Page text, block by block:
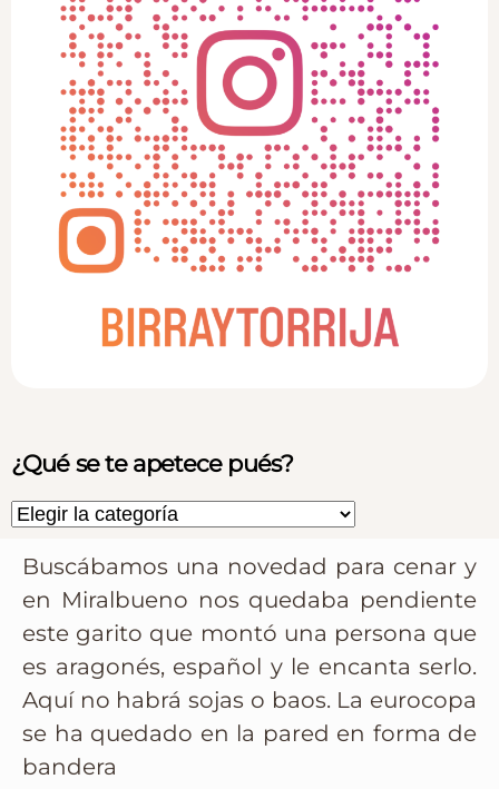
Buscábamos una novedad para cenar y
en Miralbueno nos quedaba pendiente
este garito que montó una persona que
es aragonés, español y le encanta serlo.
Aquí no habrá sojas o baos. La eurocopa
se ha quedado en la pared en forma de
bandera
¿Qué se te apetece pués?